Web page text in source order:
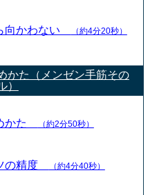
向かわない （約4分20秒）
かた（メンゼン手筋その
）
かた （約2分50秒）
の精度 （約4分40秒）